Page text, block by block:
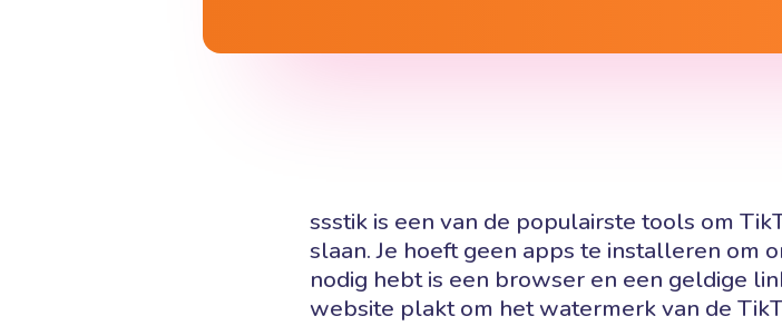
ssstik is een van de populairste tools om
slaan. Je hoeft geen apps te installeren om
nodig hebt is een browser en een geldige
website plakt om het watermerk van de